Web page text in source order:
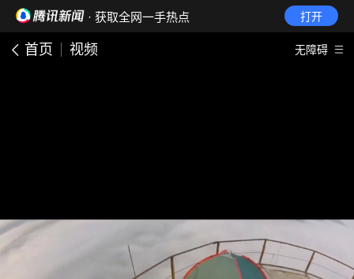
· 获取全网一手热点 打开
首页 视频 无障碍